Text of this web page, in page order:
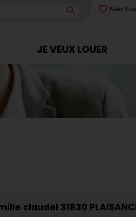
Mes
JE VEUX LOUER
claudel 31830